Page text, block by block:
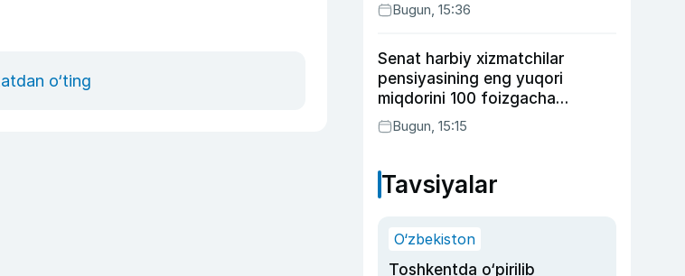
o‘ting
Bugun, 15:36
Senat harbiy xizmatchilar
pensiyasining eng yuqori
miqdorini 100 foizgacha
oshirishni nazarda tutuvchi
qonunni ma’qulladi
Bugun, 15:15
Tavsiyalar
O‘zbekiston
Toshkentda o‘pirilib